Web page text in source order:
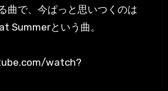
曲で、今ぱっと思いつくのは
Summerという曲。
watch?